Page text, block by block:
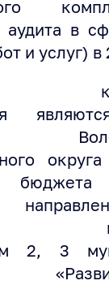
аудита в
и услуг) в
бюджета
2, 3